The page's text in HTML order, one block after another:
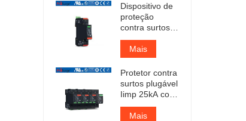
Dispositivo de
proteção
contra surtos
de CA Tipo 1+2
com
certificação
TUV
Mais
Protetor contra
surtos plugável
Iimp 25kA com
certificação
TUVMais